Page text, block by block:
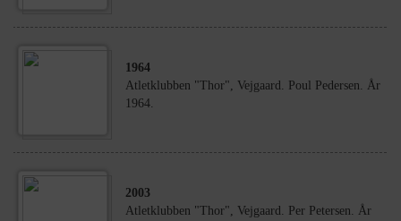
1964
Atletklubben "Thor", Vejgaard. Poul Pedersen. År
1964.
2003
Atletklubben "Thor", Vejgaard. Per Petersen. År